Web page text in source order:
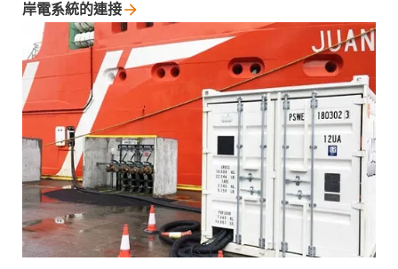
岸電系統的連接